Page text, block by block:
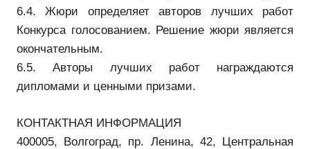
6.4. Жюри определяет авторов лучших работ
Конкурса голосованием. Решение жюри является
окончательным.
6.5. Авторы лучших работ награждаются
дипломами и ценными призами.
КОНТАКТНАЯ ИНФОРМАЦИЯ
400005, Волгоград, пр. Ленина, 42, Центральная